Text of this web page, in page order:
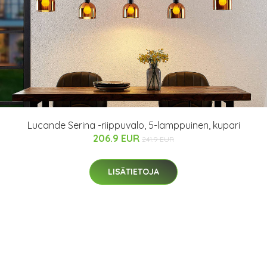
Lucande Serina -riippuvalo, 5-lamppuinen, kupari
206.9 EUR 241.9 EUR
LISÄTIETOJA